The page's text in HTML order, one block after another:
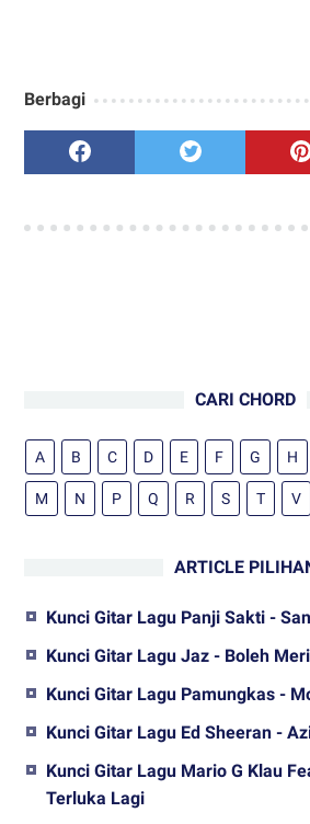
Berbagi
CARI CHORD
A B C D E F G H
M N P Q R S T V
ARTICLE
Kunci Gitar Lagu Panji Sakti -
Kunci Gitar Lagu Jaz - Boleh
Kunci Gitar Lagu Pamungkas -
Kunci Gitar Lagu Ed Sheeran -
Kunci Gitar Lagu Mario G Klau
Terluka Lagi